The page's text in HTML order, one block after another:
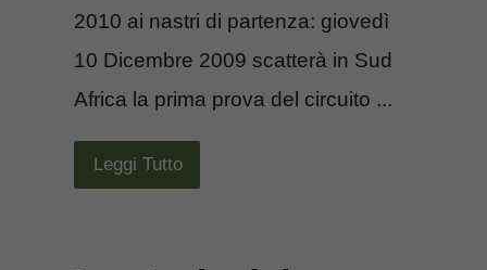
2010 ai nastri di partenza: giovedì
10 Dicembre 2009 scatterà in Sud
Africa la prima prova del circuito ...
Leggi Tutto